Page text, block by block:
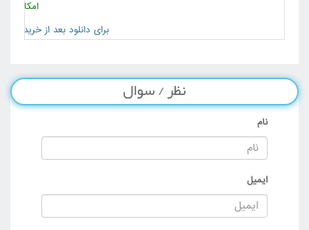
دانلود بخش 12 - کاربران VIP سایت
دانلود بخش 14 - کاربران VIP سایت
امکان
برای دانلود بعد از خرید
نظر / سوال
نام
ایمیل